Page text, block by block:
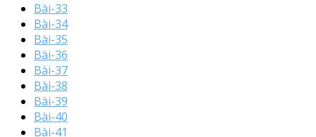
Bài-33
Bài-34
Bài-35
Bài-36
Bài-37
Bài-38
Bài-39
Bài-40
Bài-41